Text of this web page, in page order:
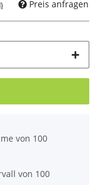
Preis anfragen
von 100
von 100